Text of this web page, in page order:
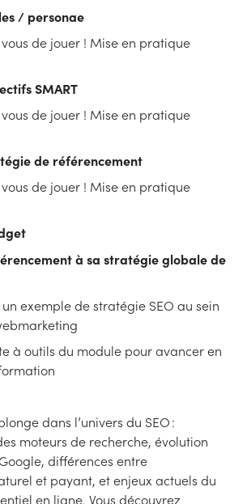
/ personae
de jouer ! Mise en pratique
SMART
de jouer ! Mise en pr atique
de référencement
de jouer ! Mise en pratique
à sa stratégie globale de
exemple de stratégie SEO au sein
à outils du module pour avancer en
dans l’univers du SEO :
moteurs de recherche, évolution
différences entre
et payant, et enjeux actuels du
en ligne. Vous découvrez